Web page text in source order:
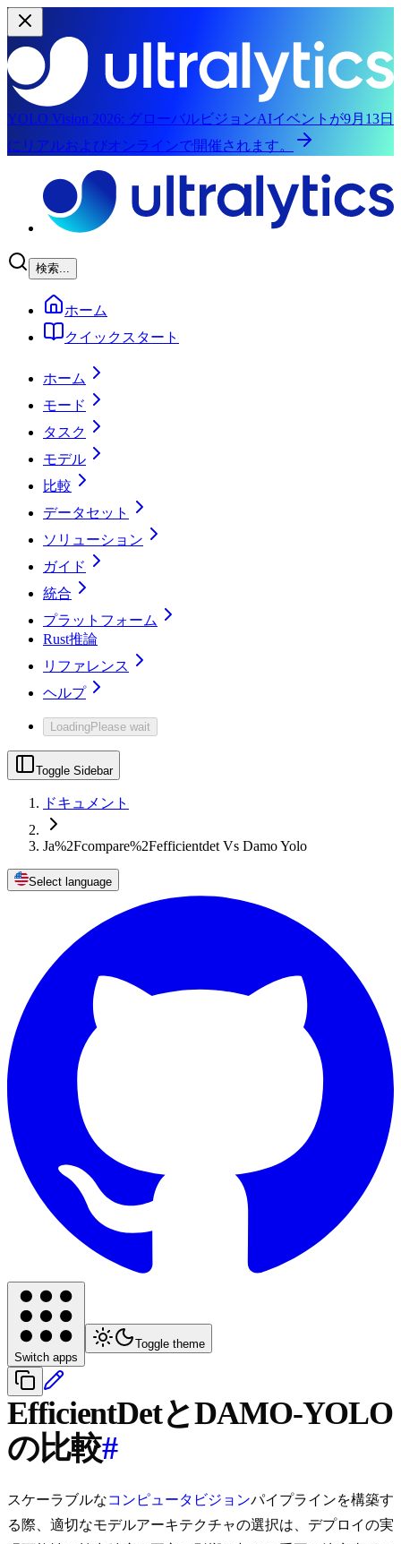
YOLO Vision 2026: グローバルビジョンAIイベントが9月13日
にリアルおよびオンラインで開催されます。
検索...
ホーム
クイックスタート
ホーム
モード
タスク
モデル
比較
データセット
ソリューション
ガイド
統合
プラットフォーム
Rust推論
リファレンス
ヘルプ
LoadingPlease wait
Toggle Sidebar
ドキュメント
Ja%2Fcompare%2Fefficientdet Vs Damo Yolo
Select language
Switch apps
Toggle theme
EfficientDetとDAMO-YOLO
の比較#
スケーラブルなコンピュータビジョンパイプラインを構築す
る際、適切なモデルアーキテクチャの選択は、デプロイの実